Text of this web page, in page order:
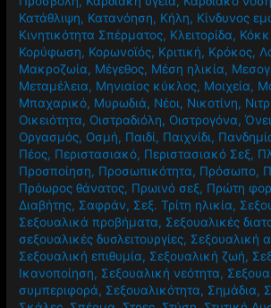
Κατάθλιψη, Κατανόηση, Κήλη, Κίνδυνος
Κινητικότητα Σπέρματος, Κλειτορίδα,
Κορύφωση, Κορωνοϊός, Κριτική, Κρόκος,
Μακροζωία, Μέγεθος, Μέση ηλικία,
Μεταμέλεια, Μηνιαίος κύκλος, Μοιχεία,
Μπαχαρικό, Μυρωδιά, Νέοι, Νικοτίνη,
Οικειότητα, Οιστραδιόλη, Οιστρογόνα,
Οργασμός, Οσμή, Παιδί, Παιχνίδι,
Πέος, Περιστασιακό, Περιστασιακό Σεξ,
Προσποίηση, Προσωπικότητα, Πρόσωπο,
Πρόωρος θάνατος, Πρωινό σεξ, Πρώτη
Διαβήτης, Σαφράν, Σεξ. Τρίτη ηλικία,
Σεξουαλικά προβήματα, Σεξουαλικές
σεξουαλικές δυσλειτουργίες, Σεξουαλική
Σεξουαλική επιθυμία, Σεξουαλική ζωή,
Ικανοποίηση, Σεξουαλική νεότητα,
συμπεριφορά, Σεξουαλικότητα, Σημάδια,